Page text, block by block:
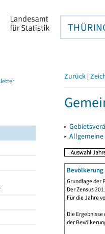
Zurück |
▸
▸
Grundlage der
Der Zensus
Für die Jahre
Die
der